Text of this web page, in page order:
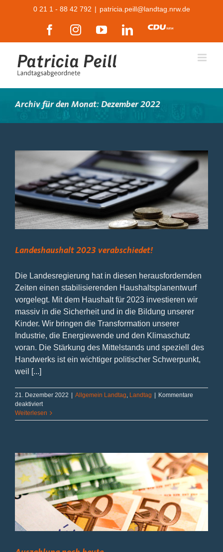
0 21 1 - 88 42 792 | patricia.peill@landtag.nrw.de
FacebookInstagramYouTubeLinkedIn
CDU
Archiv für den Monat: Dezember 2022
Landeshaushalt 2023 verabschiedet!
Die Landesregierung hat in diesen herausfordernden
Zeiten einen stabilisierenden Haushaltsplanentwurf
vorgelegt. Mit dem Haushalt für 2023 investieren wir
massiv in die Sicherheit und in die Bildung unserer
Kinder. Wir bringen die Transformation unserer
Industrie, die Energiewende und den Klimaschutz
voran. Die Stärkung des Mittelstands und speziell des
Handwerks ist ein wichtiger politischer Schwerpunkt,
weil [...]
21. Dezember 2022 | Allgemein Landtag Landtag | Kommentare
deaktiviertfür
Landeshaushalt
2023
Weiterlesen